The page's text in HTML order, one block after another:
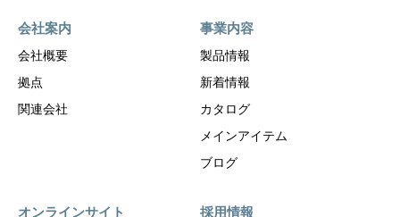
会社案内
会社概要
拠点
関連会社
事業内容
製品情報
新着情報
カタログ
メインアイテム
ブログ
オンラインサイト 採用情報